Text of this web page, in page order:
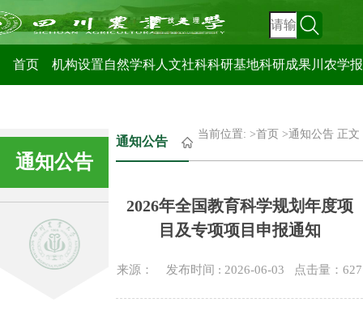
科技管理处
首页 机构设置自然学科人文社科科研基地科研成果川农学报
通知公告
通知公告
当前位置: >首页 >通知公告 正文
2026年全国教育科学规划年度项
目及专项项目申报通知
来源： 发布时间 : 2026-06-03 点击量：627